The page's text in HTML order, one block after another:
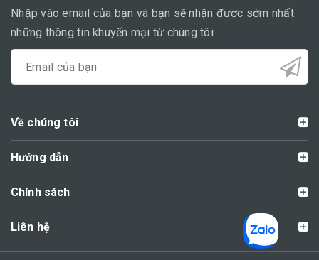
Nhập vào email của bạn và bạn sẽ nhận được sớm nhất
những thông tin khuyến mại từ chúng tôi
Về chúng tôi
Hướng dẫn
Chính sách
Liên hệ